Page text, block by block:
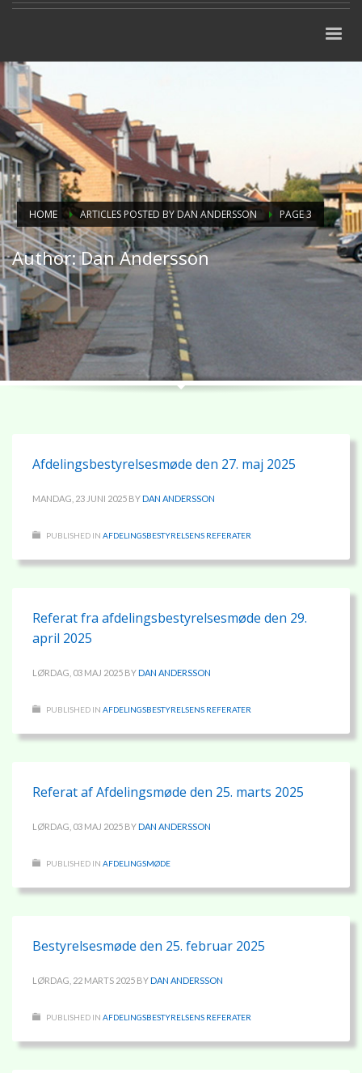
HOME ARTICLES POSTED BY DAN ANDERSSON PAGE 3
Author:Dan Andersson
Afdelingsbestyrelsesmøde den 27. maj 2025
MANDAG, 23 JUNI 2025 BYDAN ANDERSSON
PUBLISHED IN AFDELINGSBESTYRELSENS REFERATER
Referat fra afdelingsbestyrelsesmøde den 29.
april 2025
LØRDAG, 03 MAJ 2025 BYDAN ANDERSSON
PUBLISHED IN AFDELINGSBESTYRELSENS REFERATER
Referat af Afdelingsmøde den 25. marts 2025
LØRDAG, 03 MAJ 2025 BYDAN ANDERSSON
PUBLISHED IN AFDELINGSMØDE
Bestyrelsesmøde den 25. februar 2025
LØRDAG, 22 MARTS 2025 BYDAN ANDERSSON
PUBLISHED IN AFDELINGSBESTYRELSENS REFERATER